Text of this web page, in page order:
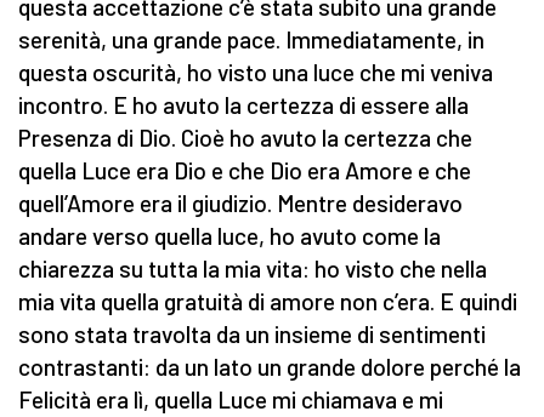
questa accettazione c’è stata subito una grande
serenità, una grande pace. Immediatamente, in
questa oscurità, ho visto una luce che mi veniva
incontro. E ho avuto la certezza di essere alla
Presenza di Dio. Cioè ho avuto la certezza che
quella Luce era Dio e che Dio era Amore e che
quell’Amore era il giudizio. Mentre desideravo
andare verso quella luce, ho avuto come la
chiarezza su tutta la mia vita: ho visto che nella
mia vita quella gratuità di amore non c’era. E quindi
sono stata travolta da un insieme di sentimenti
contrastanti: da un lato un grande dolore perché la
Felicità era lì, quella Luce mi chiamava e mi